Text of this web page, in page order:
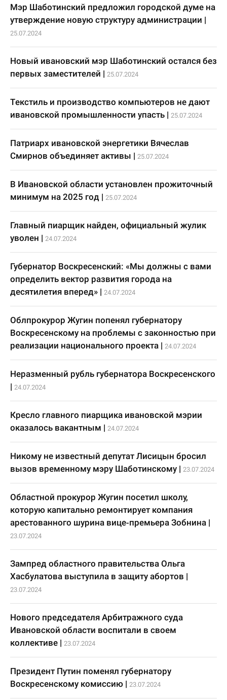
Мэр Шаботинский предложил городской думе на
утверждение новую структуру администрации |
25.07.2024
Новый ивановский мэр Шаботинский остался без
первых заместителей | 25.07.2024
Текстиль и производство компьютеров не дают
ивановской промышленности упасть | 25.07.2024
Патриарх ивановской энергетики Вячеслав
Смирнов объединяет активы | 25.07.2024
В Ивановской области установлен прожиточный
минимум на 2025 год | 25.07.2024
Главный пиарщик найден, официальный жулик
уволен | 24.07.2024
Губернатор Воскресенский: «Мы должны с вами
определить вектор развития города на
десятилетия вперед» | 24.07.2024
Облпрокурор Жугин попенял губернатору
Воскресенскому на проблемы с законностью при
реализации национального проекта | 24.07.2024
Неразменный рубль губернатора Воскресенского
| 24.07.2024
Кресло главного пиарщика ивановской мэрии
оказалось вакантным | 24.07.2024
Никому не известный депутат Лисицын бросил
вызов временному мэру Шаботинскому | 23.07.2024
Областной прокурор Жугин посетил школу,
которую капитально ремонтирует компания
арестованного шурина вице-премьера Зобнина |
23.07.2024
Зампред областного правительства Ольга
Хасбулатова выступила в защиту абортов |
23.07.2024
Нового председателя Арбитражного суда
Ивановской области воспитали в своем
коллективе | 23.07.2024
Президент Путин поменял губернатору
Воскресенскому комиссию | 23.07.2024